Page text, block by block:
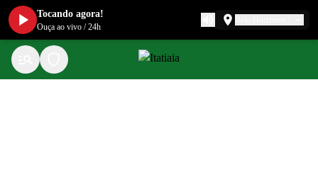
Tocando agora!
Ouça ao vivo /24h